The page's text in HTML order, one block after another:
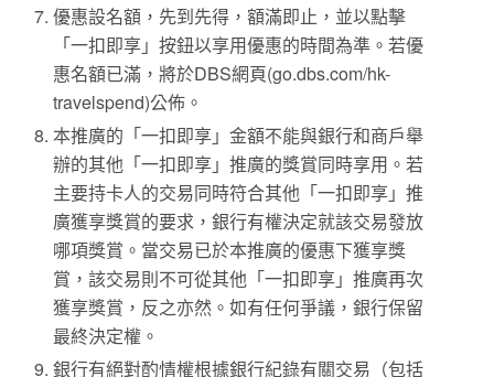
優惠設名額，先到先得，額滿即止，並以點擊
「一扣即享」按鈕以享用優惠的時間為準。若優
惠名額已滿，將於DBS網頁(go.dbs.com/hk-
travelspend)公佈。
本推廣的「一扣即享」金額不能與銀行和商戶舉
辦的其他「一扣即享」推廣的獎賞同時享用。若
主要持卡人的交易同時符合其他「一扣即享」推
廣獲享獎賞的要求，銀行有權決定就該交易發放
哪項獎賞。當交易已於本推廣的優惠下獲享獎
賞，該交易則不可從其他「一扣即享」推廣再次
獲享獎賞，反之亦然。如有任何爭議，銀行保留
最終決定權。
銀行有絕對酌情權根據銀行紀錄有關交易（包括